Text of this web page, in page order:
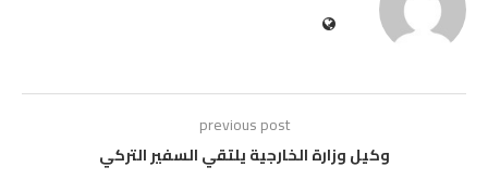
previous post
وكيل وزارة الخارجية يلتقي السفير التركي